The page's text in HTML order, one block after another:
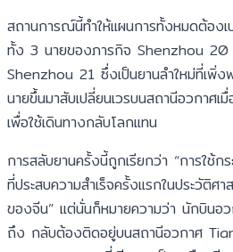
สถานการณ์นี้ทำให้แผนการทั้งหมดต้อง
ทั้ง 3 นายของภารกิจ Shenzhou 20
Shenzhou 21 ซึ่งเป็นยานลำใหม่ที่เพิ่
นายขึ้นมาสับเปลี่ยนเวรบนสถานีอวกาศ
เพื่อใช้เดินทางกลับโลกแทน
การสลับยานครั้งนี้ถูกเรียกว่า “การใช้ก
ที่ประสบความสำเร็จครั้งแรกในประวัติศ
ของจีน” แต่นั่นก็หมายความว่า นักบินอว
ถึง กลับต้องติดอยู่บนสถานีอวกาศ